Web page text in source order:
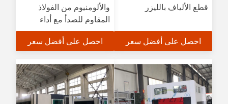
قطع الألياف بالليزر
احصل على أفضل سعر
والألومنيوم من الفولاذ
المقاوم للصدأ مع أداء
مستقر
احصل على أفضل سعر